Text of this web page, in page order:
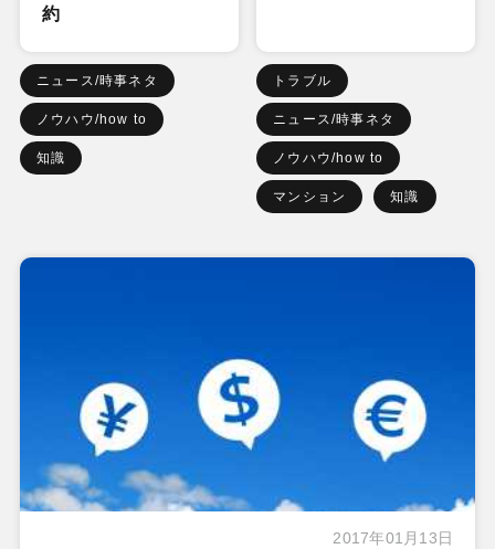
約
ニュース/時事ネタ
ノウハウ/how to
知識
トラブル
ニュース/時事ネタ
ノウハウ/how to
マンション 知識
2017年01月13日